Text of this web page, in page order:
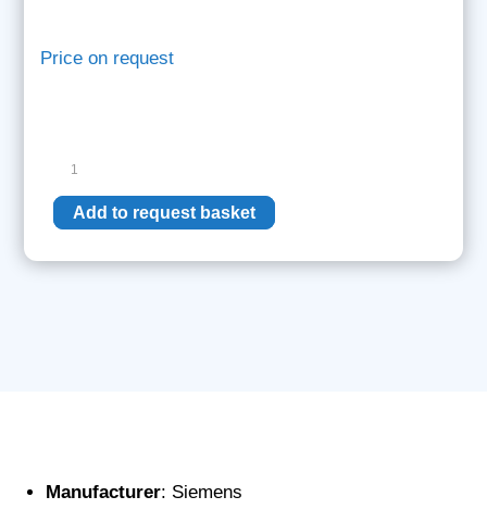
Price on request
ECG
Electrodes
quantity
Add to request basket
Manufacturer: Siemens